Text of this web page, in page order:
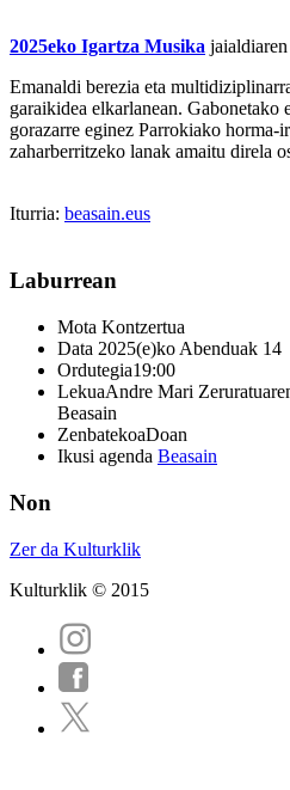
2025eko Igartza Musika
Emanaldi berezia eta
garaikidea elkarlanean. Gabonetako
gorazarre eginez Parrokiako horma-
zaharberritzeko lanak amaitu direla
Iturria: beasain.eus
Laburrean
Mota Kontzertua
Data 2025(e)ko Abenduak 14
Ordutegia19:00
LekuaAndre Mari
Beasain
ZenbatekoaDoan
Ikusi agenda Beasain
Non
Zer da Kulturklik
Kulturklik © 2015